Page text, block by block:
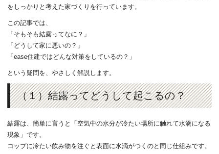
をしっかりと考えた家づくりを行っています。
この記事では、
「そもそも結露ってなに？」
「どうして家に悪いの？」
「ease住建ではどんな対策をしているの？」
という疑問を、やさしく解説します。
（１）結露ってどうして起こるの？
結露は、簡単に言うと「空気中の水分が冷たい場所に触れて水滴になる
現象」です。
コップに冷たい飲み物を注ぐと表面に水滴がつくのと同じ仕組みです。